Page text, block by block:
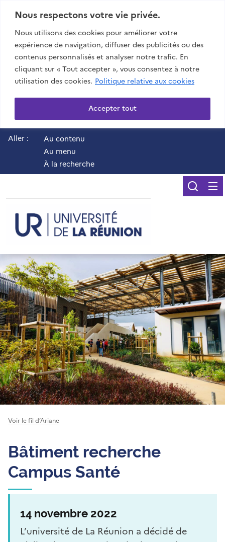
Nous respectons votre vie privée.
Nous utilisons des cookies pour améliorer votre
expérience de navigation, diffuser des publicités ou des
contenus personnalisés et analyser notre trafic. En
cliquant sur « Tout accepter », vous consentez à notre
utilisation des cookies. Politique relative aux cookies
Accepter tout
Aller :
Au contenu
Au menu
À la recherche
Voir le fil d’Ariane
Bâtiment recherche
Campus Santé
14 novembre 2022
L’université de La Réunion a décidé de